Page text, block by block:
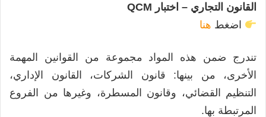
القانون التجاري – اختبار QCM
اضغط هنا
تندرج ضمن هذه المواد مجموعة من القوانين المهمة
الأخرى، من بينها: قانون الشركات، القانون الإداري،
التنظيم القضائي، وقانون المسطرة، وغيرها من الفروع
المرتبطة بها.